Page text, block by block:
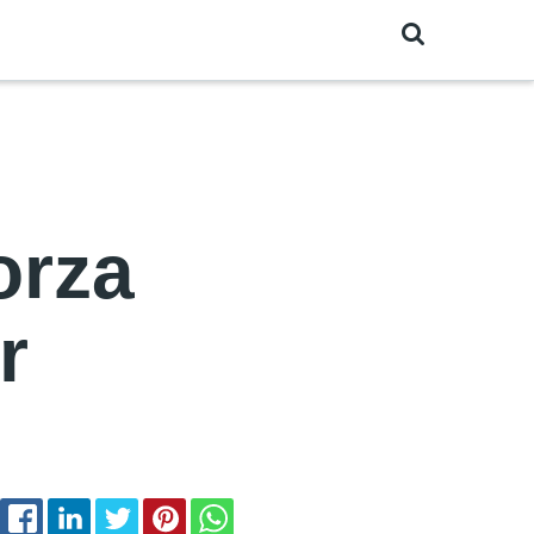
FACEBOOKLINKEDINTWITTERPINTEREST